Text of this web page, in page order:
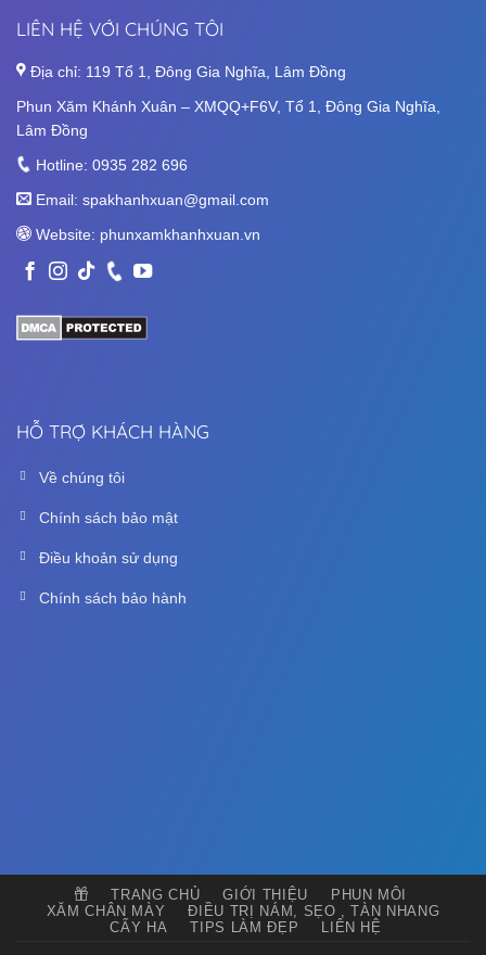
LIÊN HỆ VỚI CHÚNG TÔI
Địa chỉ: 119 Tổ 1, Đông Gia Nghĩa, Lâm Đồng
Phun Xăm Khánh Xuân – XMQQ+F6V, Tổ 1, Đông Gia Nghĩa,
Lâm Đồng
Hotline: 0935 282 696
Email: spakhanhxuan@gmail.com
Website: phunxamkhanhxuan.vn
HỖ TRỢ KHÁCH HÀNG
Về chúng tôi
Chính sách bảo mật
Điều khoản sử dụng
Chính sách bảo hành
TRANG CHỦ GIỚI THIỆU
PHUN MÔI
XĂM CHÂN MÀY
ĐIỀU TRỊ NÁM, SẸO , TÀN NHANG
CẤY HA
TIPS LÀM ĐẸP LIÊN HỆ